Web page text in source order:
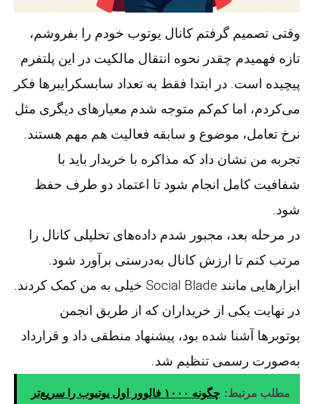
وقتی تصمیم گرفتم کانال یوتوب خودم را بفروشم،
تازه فهمیدم چقدر نحوه انتقال مالکیت در این پلتفرم
پیچیده است. در ابتدا فقط به تعداد سابسکرایبرها فکر
می‌کردم، اما کم‌کم متوجه شدم معیارهای دیگری مثل
نرخ تعامل، موضوع و سابقه فعالیت هم مهم هستند.
تجربه من نشان داد که مذاکره با خریدار باید با
شفافیت کامل انجام شود تا اعتماد دو طرف حفظ
شود.
در مرحله بعد، مجبور شدم داده‌های تحلیلی کانال را
مرتب کنم تا ارزش کانال به‌درستی برآورد شود.
ابزارهایی مانند Social Blade خیلی به من کمک کردند.
در نهایت یکی از خریداران که از طریق انجمن
یوتوبرها آشنا شده بود، پیشنهاد منطقی داد و قرارداد
به‌صورت رسمی تنظیم شد.
مطلب مرتبط:
چگونه ۱۰۰۰ فالوور اول یوتیوب را سریع‌تر